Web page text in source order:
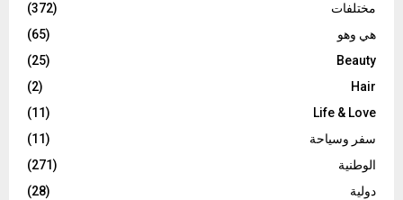
مختلفات
(372)
هي وهو
(65)
Beauty
(25)
Hair
(2)
Life & Love
(11)
سفر وسياحة
(11)
الوطنية
(271)
دولية
(28)